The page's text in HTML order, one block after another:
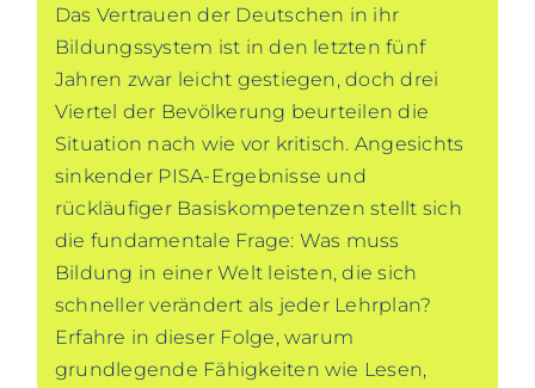
Das Vertrauen der Deutschen in ihr
Bildungssystem ist in den letzten fünf
Jahren zwar leicht gestiegen, doch drei
Viertel der Bevölkerung beurteilen die
Situation nach wie vor kritisch. Angesichts
sinkender PISA-Ergebnisse und
rückläufiger Basiskompetenzen stellt sich
die fundamentale Frage: Was muss
Bildung in einer Welt leisten, die sich
schneller verändert als jeder Lehrplan?
Erfahre in dieser Folge, warum
grundlegende Fähigkeiten wie Lesen,